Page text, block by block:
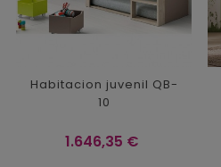
Habitacion juvenil QB-
10
Precio
1.646,35 €